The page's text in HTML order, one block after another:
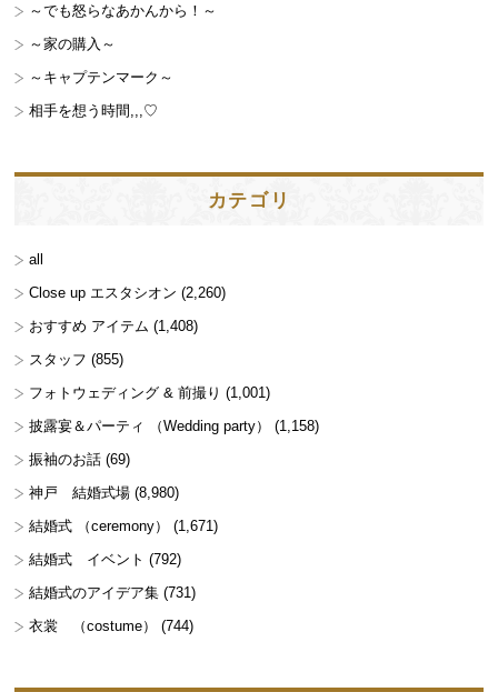
～でも怒らなあかんから！～
～家の購入～
～キャプテンマーク～
相手を想う時間,,,♡
カテゴリ
all
Close up エスタシオン (2,260)
おすすめ アイテム (1,408)
スタッフ (855)
フォトウェディング & 前撮り (1,001)
披露宴＆パーティ （Wedding party）
(1,158)
振袖のお話 (69)
神戸 結婚式場 (8,980)
結婚式 （ceremony）
(1,671)
結婚式 イベント (792)
結婚式のアイデア集 (731)
衣裳 （costume）
(744)